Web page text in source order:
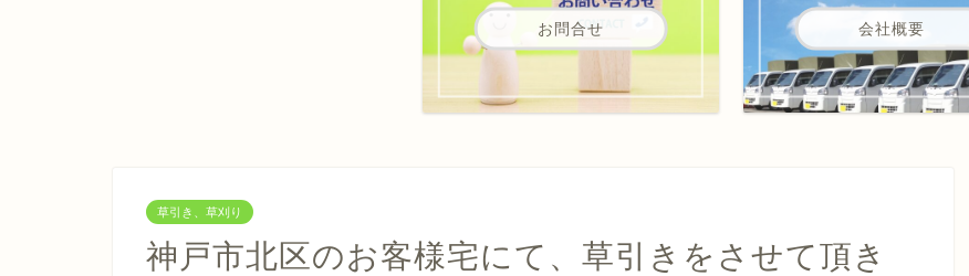
お問合せ 会社概要
草引き、草刈り
神戸市北区のお客様宅にて、草引きをさせて頂き